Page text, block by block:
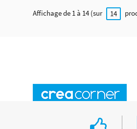
Affichage de 1 à 14 (sur 14